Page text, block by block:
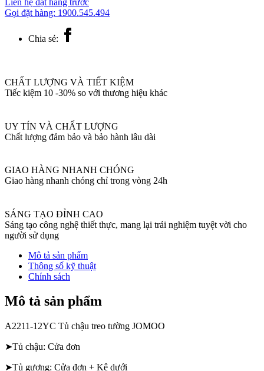
Gọi đặt hàng: 1900.545.494
Chia sẻ:
CHẤT LƯỢNG VÀ TIẾT KIỆM
Tiếc kiệm 10 -30% so với thương hiệu khác
UY TÍN VÀ CHẤT LƯỢNG
Chất lượng đảm bảo và bảo hành lâu dài
GIAO HÀNG NHANH CHÓNG
Giao hàng nhanh chóng chỉ trong vòng 24h
SÁNG TẠO ĐỈNH CAO
Sáng tạo công nghệ thiết thực, mang lại trải nghiệm tuyệt vời cho
người sử dụng
Mô tả sản phẩm
Thông số kỹ thuật
Chính sách
Mô tả sản phẩm
A2211-12YC Tủ chậu treo tường JOMOO
➤Tủ chậu: Cửa đơn
➤Tủ gương: Cửa đơn + Kệ dưới